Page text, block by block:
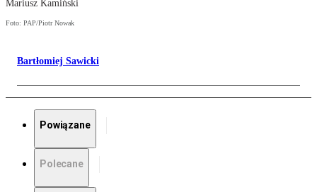
Mariusz Kamiński
Foto: PAP/Piotr Nowak
Bartłomiej Sawicki
Powiązane
Polecane